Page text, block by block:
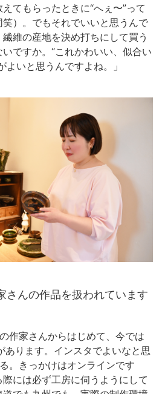
てもらったときに“へぇ〜”って
）。でもそれでいいと思うんで
維の産地を決め打ちにして買う
ですか。“これかわいい、似合い
よいと思うんですよね。」
さんの作品を扱われています
作家さんからはじめて、今では
あります。インスタでよいなと思
。きっかけはオンラインです
には必ず工房に伺うようにして